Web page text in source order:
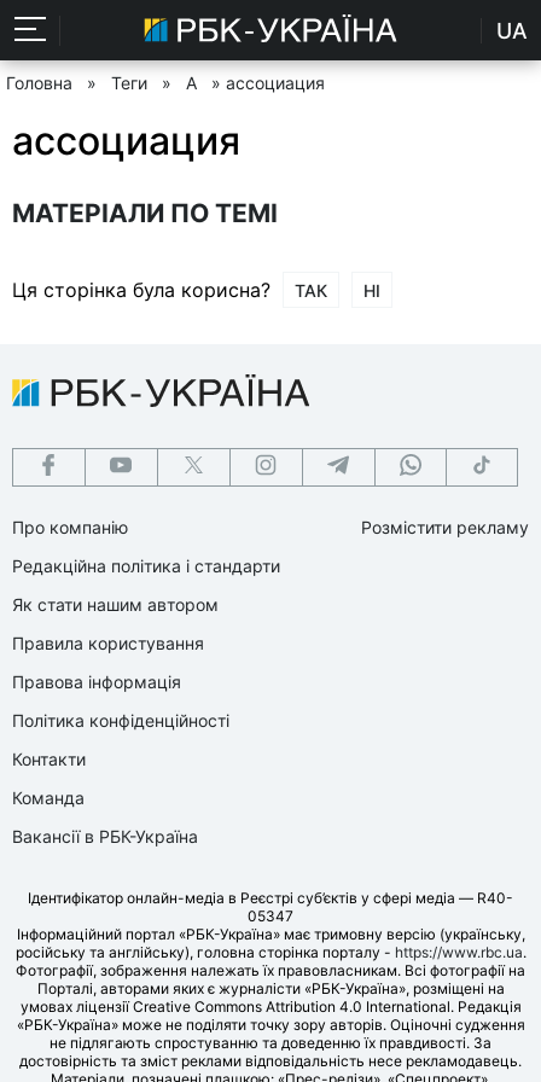
UA
Головна » Теги » А » ассоциация
ассоциация
МАТЕРІАЛИ ПО ТЕМІ
Ця сторінка була корисна? ТАК НІ
Про компанію
Редакційна політика і стандарти
Як стати нашим автором
Правила користування
Правова інформація
Політика конфіденційності
Контакти
Команда
Вакансії в РБК-Україна
Розмістити рекламу
Ідентифікатор онлайн-медіа в Реєстрі суб’єктів у сфері медіа — R40-
05347
Інформаційний портал «РБК-Україна» має тримовну версію (українську,
російську та англійську), головна сторінка порталу - https://www.rbc.ua.
Фотографії, зображення належать їх правовласникам. Всі фотографії на
Порталі, авторами яких є журналісти «РБК-Україна», розміщені на
умовах ліцензії Creative Commons Attribution 4.0 International. Редакція
«РБК-Україна» може не поділяти точку зору авторів. Оціночні судження
не підлягають спростуванню та доведенню їх правдивості. За
достовірність та зміст реклами відповідальність несе рекламодавець.